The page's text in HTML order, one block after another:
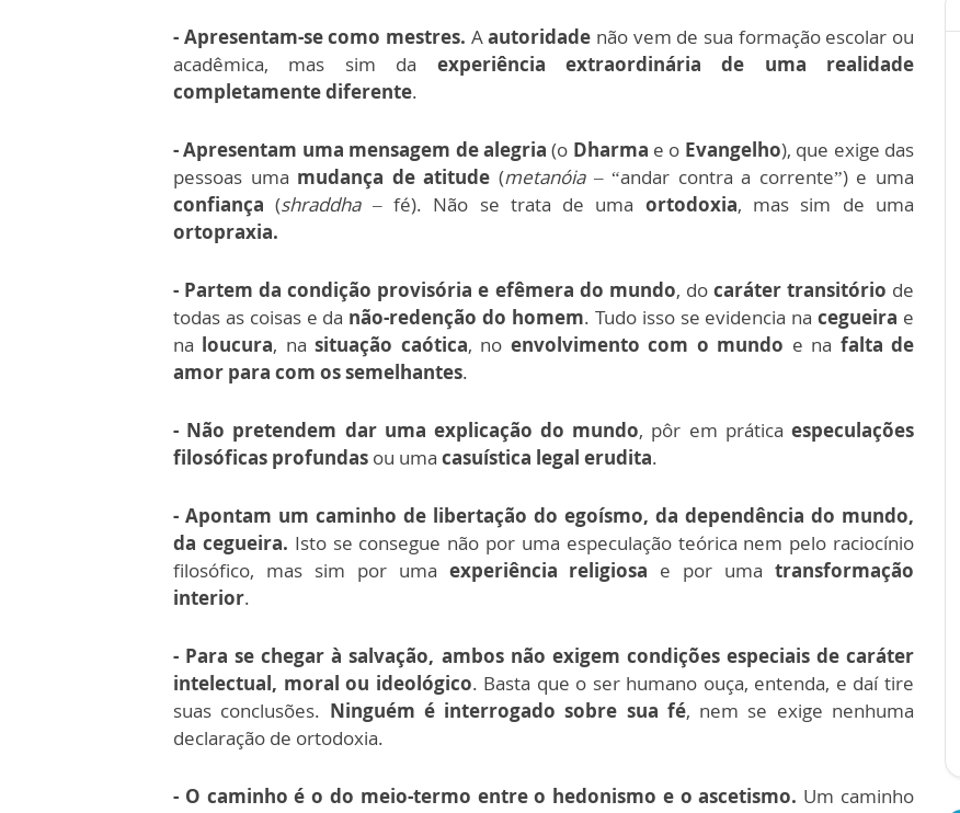
- Apresentam-se como mestres. Aautoridade não vem de sua formação escolar ou
acadêmica, mas sim da experiência extraordinária de uma realidade
completamente diferente.
- Apresentam uma mensagem de alegria(o Dharma e o Evangelho), que exige das
pessoas uma mudança de atitude (metanóia– “andar contra a corrente”) e uma
confiança (shraddha– fé). Não se trata de uma ortodoxia, mas sim de uma
ortopraxia.
- Partem dacondição provisória e efêmera do mundo, do caráter transitório de
todas as coisas e da não-redenção do homem. Tudo isso se evidencia nacegueira e
na loucura, nasituação caótica, no envolvimento com o mundo e na falta de
amor para com os semelhantes.
- Não pretendem dar uma explicação do mundo, pôr em práticaespeculações
filosóficas profundas ou uma casuística legal erudita.
- Apontam um caminho de libertação do egoísmo, da dependência do mundo,
da cegueira. Isto se consegue não por uma especulação teórica nem pelo raciocínio
filosófico, mas sim por uma experiência religiosa e por umatransformação
interior.
- Para se chegarà salvação, ambos não exigem condições especiais de caráter
intelectual, moral ou ideológico. Basta que o ser humano ouça, entenda, e daí tire
suas conclusões. Ninguém é interrogado sobre sua fé, nem se exige nenhuma
declaração de ortodoxia.
- O caminho é o do meio-termo entre o hedonismo e o ascetismo. Um caminho